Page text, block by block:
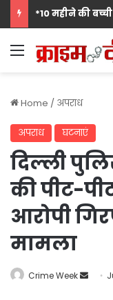
Menu
Home / अपराध
अपराध घटनाएं
दिल्ली
की पीट-
आरोपी
मामला
Crime Week
Send